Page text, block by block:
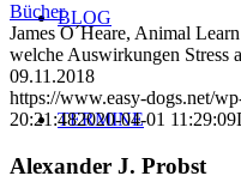
BLOG
TERMINE
Bücher
James O´Heare, Animal
welche Auswirkungen Stress
09.11.2018
https://www.easy-dogs.net/
20:21:482020-04-01 11:29:09
Alexander J. Probst